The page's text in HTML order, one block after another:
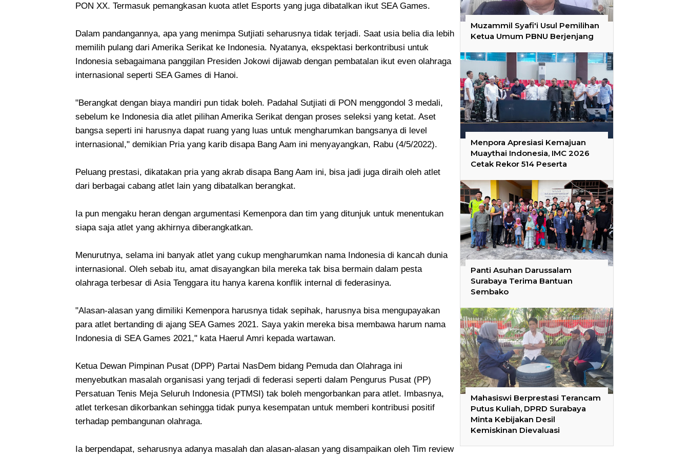
PON XX. Termasuk pemangkasan kuota atlet Esports yang juga dibatalkan ikut SEA Games.
Dalam pandangannya, apa yang menimpa Sutjiati seharusnya tidak terjadi. Saat usia belia dia lebih
memilih pulang dari Amerika Serikat ke Indonesia. Nyatanya, ekspektasi berkontribusi untuk
Indonesia sebagaimana panggilan Presiden Jokowi dijawab dengan pembatalan ikut even olahraga
internasional seperti SEA Games di Hanoi.
"Berangkat dengan biaya mandiri pun tidak boleh. Padahal Sutjiati di PON menggondol 3 medali,
sebelum ke Indonesia dia atlet pilihan Amerika Serikat dengan proses seleksi yang ketat. Aset
bangsa seperti ini harusnya dapat ruang yang luas untuk mengharumkan bangsanya di level
internasional," demikian Pria yang karib disapa Bang Aam ini menyayangkan, Rabu (4/5/2022).
Peluang prestasi, dikatakan pria yang akrab disapa Bang Aam ini, bisa jadi juga diraih oleh atlet
dari berbagai cabang atlet lain yang dibatalkan berangkat.
Ia pun mengaku heran dengan argumentasi Kemenpora dan tim yang ditunjuk untuk menentukan
siapa saja atlet yang akhirnya diberangkatkan.
Menurutnya, selama ini banyak atlet yang cukup mengharumkan nama Indonesia di kancah dunia
internasional. Oleh sebab itu, amat disayangkan bila mereka tak bisa bermain dalam pesta
olahraga terbesar di Asia Tenggara itu hanya karena konflik internal di federasinya.
"Alasan-alasan yang dimiliki Kemenpora harusnya tidak sepihak, harusnya bisa mengupayakan
para atlet bertanding di ajang SEA Games 2021. Saya yakin mereka bisa membawa harum nama
Indonesia di SEA Games 2021," kata Haerul Amri kepada wartawan.
Ketua Dewan Pimpinan Pusat (DPP) Partai NasDem bidang Pemuda dan Olahraga ini
menyebutkan masalah organisasi yang terjadi di federasi seperti dalam Pengurus Pusat (PP)
Persatuan Tenis Meja Seluruh Indonesia (PTMSI) tak boleh mengorbankan para atlet. Imbasnya,
atlet terkesan dikorbankan sehingga tidak punya kesempatan untuk memberi kontribusi positif
terhadap pembangunan olahraga.
Ia berpendapat, seharusnya adanya masalah dan alasan-alasan yang disampaikan oleh Tim review
Muzammil Syafi'i Usul Pemilihan
Ketua Umum PBNU Berjenjang
Menpora Apresiasi Kemajuan
Muaythai Indonesia, IMC 2026
Cetak Rekor 514 Peserta
Panti Asuhan Darussalam
Surabaya Terima Bantuan
Sembako
Mahasiswi Berprestasi Terancam
Putus Kuliah, DPRD Surabaya
Minta Kebijakan Desil
Kemiskinan Dievaluasi